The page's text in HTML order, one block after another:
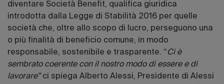
diventare Società Benefit, qualifica giuridica
introdotta dalla Legge di Stabilità 2016 per quelle
società che, oltre allo scopo di lucro, perseguono una
o più finalità di beneficio comune, in modo
responsabile, sostenibile e trasparente. “Ci è
sembrato coerente con il nostro modo di essere e di
lavorare” ci spiega Alberto Alessi, Presidente di Alessi